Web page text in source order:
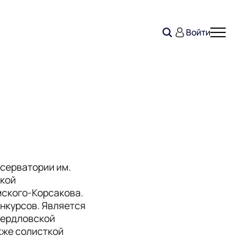
Войти
им.
Корсакова.
Является
солисткой